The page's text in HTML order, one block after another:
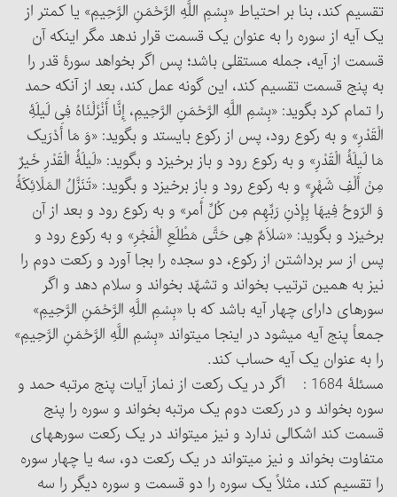
تقسیم کند، بنا بر احتیاط «بِسْمِ اللَّهِ الرَّحْمَنِ الرَّحِیمِ» یا کمتر از
یک آیه از سوره را به عنوان یک قسمت قرار ندهد مگر اینکه آن
قسمت از آیه، جمله مستقلی باشد؛ پس اگر بخواهد سورۀ قدر را
به پنج قسمت تقسیم کند، این گونه عمل کند، بعد از آنکه حمد
را تمام کرد بگوید: «بِسْمِ اللَّهِ الرَّحْمَنِ الرَّحِیمِ، إِنَّا أَنْزَلْنَاهُ فِی لَیلَۀِ
الْقَدْرِ» و به رکوع رود، پس از رکوع بایستد و بگوید: «وَ مَا أَدْرَیک
مَا لَیلَۀُ الْقَدْرِ» و به رکوع رود و باز برخیزد و بگوید: «لَیلَۀُ الْقَدْرِ خَیرٌ
مِنْ أَلْفِ شَهْرٍ» و به رکوع رود و باز برخیزد و بگوید: «تَنَزَّلُ المَلَائِکَۀُ
وَ الرّوحُ فِیهَا بِإِذنِ رَبِّهِم مِن کُلِّ أَمر» و به رکوع رود و بعد از آن
برخیزد و بگوید: «سَلاَمٌ هِی حَتَّی مَطْلَعِ الْفَجْرِ» و به رکوع رود و
پس از سر برداشتن از رکوع، دو سجده را بجا آورد و رکعت دوم را
نیز به همین ترتیب بخواند و تشهّد بخواند و سلام دهد و اگر
سوره‏ای دارای چهار آیه باشد که با «بِسْمِ اللَّهِ الرَّحْمَنِ الرَّحِیمِ»
جمعاً پنج آیه می‏شود در اینجا می‏تواند «بِسْمِ اللَّهِ الرَّحْمَنِ الرَّحِیمِ»
را به عنوان یک آیه حساب کند.
مسئلۀ 1684 : اگر در یک رکعت از نماز آیات پنج مرتبه حمد و
سوره بخواند و در رکعت دوم یک مرتبه بخواند و سوره را پنج
قسمت کند اشکالی ندارد و نیز می‏تواند در یک رکعت سوره‏های
متفاوت بخواند و نیز می‏تواند در یک رکعت دو، سه یا چهار سوره
را تقسیم کند، مثلاً یک سوره را دو قسمت و سوره دیگر را سه